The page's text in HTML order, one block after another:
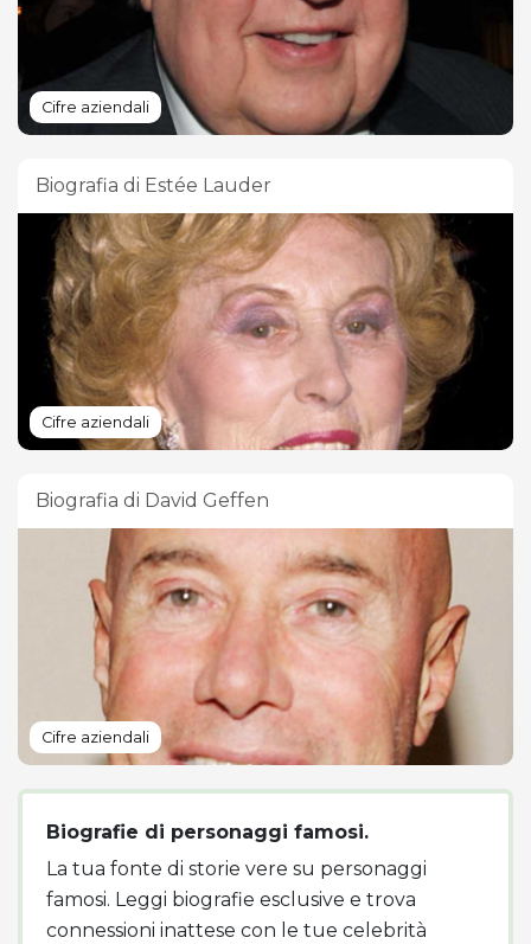
Cifre aziendali
Biografia di Estée Lauder
Cifre aziendali
Biografia di David Geffen
Cifre aziendali
Biografie di personaggi famosi.
La tua fonte di storie vere su personaggi
famosi. Leggi biografie esclusive e trova
connessioni inattese con le tue celebrità